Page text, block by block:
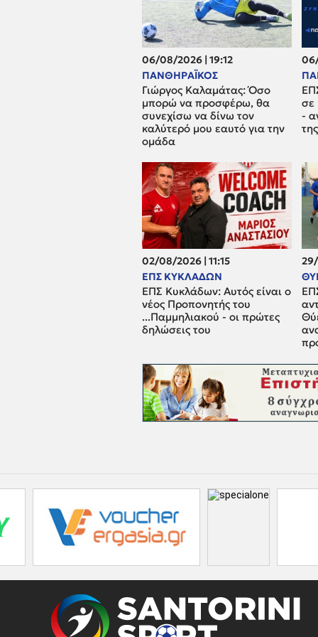
06/08/2026 | 19:12
ΠΑΝΘΗΡΑΪΚΟΣ
Γιώργος Καλαμάτας: Όσο
μπορώ να προσφέρω, θα
συνεχίσω να δίνω τον
καλύτερό μου εαυτό για την
ομάδα
σε
-
02/08/2026 | 11:15
ΕΠΣ ΚΥΚΛΑΔΩΝ
ΕΠΣ Κυκλάδων: Αυτός είναι ο
νέος Προπονητής του
...Παμμηλιακού - οι πρώτες
δηλώσεις του